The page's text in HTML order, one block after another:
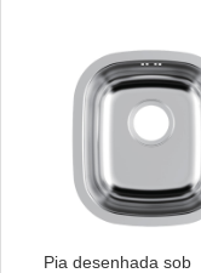
Pia desenhada sob